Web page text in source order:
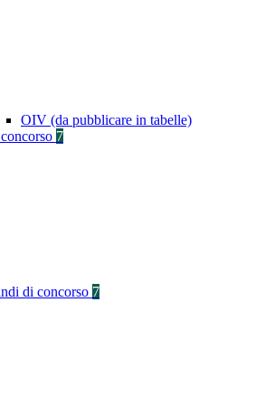
OIV (da pubblicare in tabelle)
7
di concorso 7